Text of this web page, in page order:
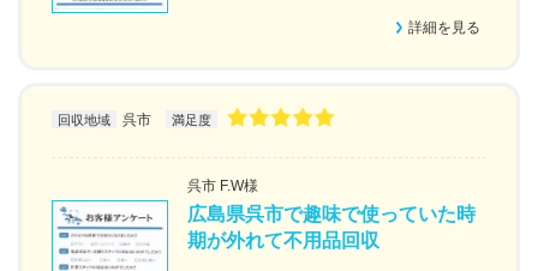
詳細を見る
回収地域 呉市 満足度
呉市 F.W様
広島県呉市で趣味で使っていた時
期が外れて不用品回収